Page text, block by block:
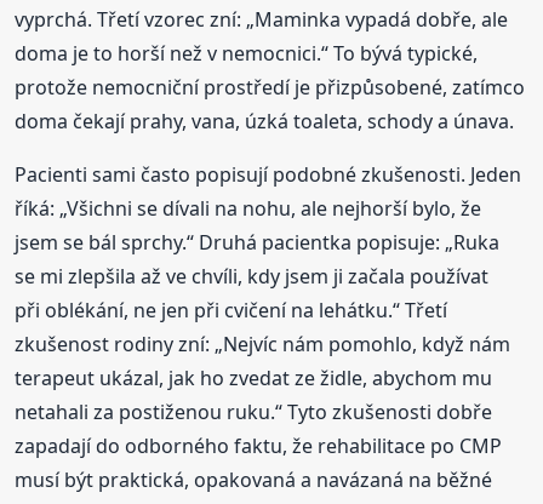
vyprchá. Třetí vzorec zní: „Maminka vypadá dobře, ale
doma je to horší než v nemocnici.“ To bývá typické,
protože nemocniční prostředí je přizpůsobené, zatímco
doma čekají prahy, vana, úzká toaleta, schody a únava.
Pacienti sami často popisují podobné zkušenosti. Jeden
říká: „Všichni se dívali na nohu, ale nejhorší bylo, že
jsem se bál sprchy.“ Druhá pacientka popisuje: „Ruka
se mi zlepšila až ve chvíli, kdy jsem ji začala používat
při oblékání, ne jen při cvičení na lehátku.“ Třetí
zkušenost rodiny zní: „Nejvíc nám pomohlo, když nám
terapeut ukázal, jak ho zvedat ze židle, abychom mu
netahali za postiženou ruku.“ Tyto zkušenosti dobře
zapadají do odborného faktu, že rehabilitace po CMP
musí být praktická, opakovaná a navázaná na běžné